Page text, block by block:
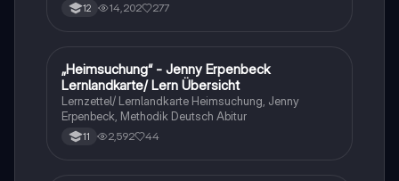
12 14,202 277
Deutsch
„Heimsuchung“ - Jenny Erpenbeck
Lernlandkarte/ Lern Übersicht
Lernzettel/ Lernlandkarte Heimsuchung, Jenny
Erpenbeck, Methodik Deutsch Abitur
11 2,592 44